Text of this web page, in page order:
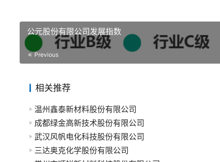
公元股份有限公司发展指数
Previous
相关推荐
温州鑫泰新材料股份有限公司
成都绿金高新技术股份有限公司
武汉风帆电化科技股份有限公司
三达奥克化学股份有限公司